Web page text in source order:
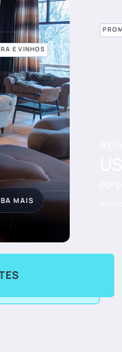
E VINHOS
MAIS